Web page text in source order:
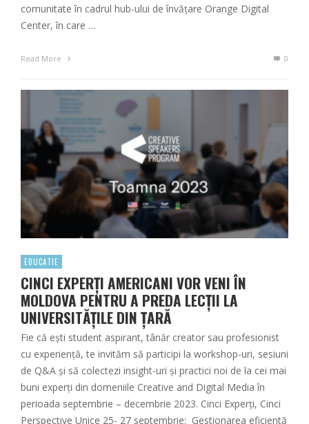
comunitate în cadrul hub-ului de învățare Orange Digital
Center, în care …
Read More 0
EDUCATIE
CINCI EXPERȚI AMERICANI VOR VENI ÎN
MOLDOVA PENTRU A PREDA LECȚII LA
UNIVERSITĂȚILE DIN ȚARĂ
Fie că ești student aspirant, tânăr creator sau profesionist
cu experiență, te invităm să participi la workshop-uri, sesiuni
de Q&A și să colectezi insight-uri și practici noi de la cei mai
buni experți din domeniile Creative and Digital Media în
perioada septembrie – decembrie 2023. Cinci Experți, Cinci
Perspective Unice 25- 27 septembrie: Gestionarea eficientă